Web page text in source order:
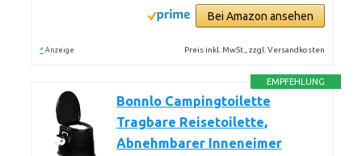
Bei Amazon ansehen
* Anzeige Preis inkl. MwSt., zzgl. Versandkosten
EMPFEHLUNG
Bonnlo Campingtoilette
Tragbare Reisetoilette,
Abnehmbarer Inneneimer